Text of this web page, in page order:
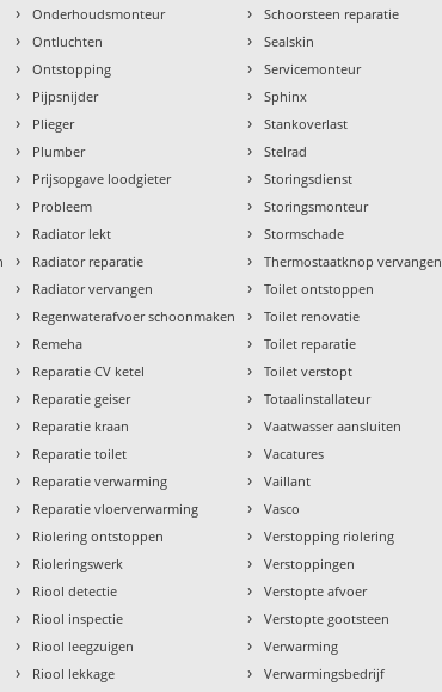
› Onderhoudsmonteur
› Ontluchten
› Ontstopping
› Pijpsnijder
› Plieger
› Plumber
› Prijsopgave loodgieter
› Probleem
› Radiator lekt
› Radiator reparatie
› Radiator vervangen
› Regenwaterafvoer schoonmaken
› Remeha
› Reparatie CV ketel
› Reparatie geiser
› Reparatie kraan
› Reparatie toilet
› Reparatie verwarming
› Reparatie vloerverwarming
› Riolering ontstoppen
› Rioleringswerk
› Riool detectie
› Riool inspectie
› Riool leegzuigen
› Riool lekkage
› Schoorsteen reparatie
› Sealskin
› Servicemonteur
› Sphinx
› Stankoverlast
› Stelrad
› Storingsdienst
› Storingsmonteur
› Stormschade
› Thermostaatknop vervangen
› Toilet ontstoppen
› Toilet renovatie
› Toilet reparatie
› Toilet verstopt
› Totaalinstallateur
› Vaatwasser aansluiten
› Vacatures
› Vaillant
› Vasco
› Verstopping riolering
› Verstoppingen
› Verstopte afvoer
› Verstopte gootsteen
› Verwarming
› Verwarmingsbedrijf